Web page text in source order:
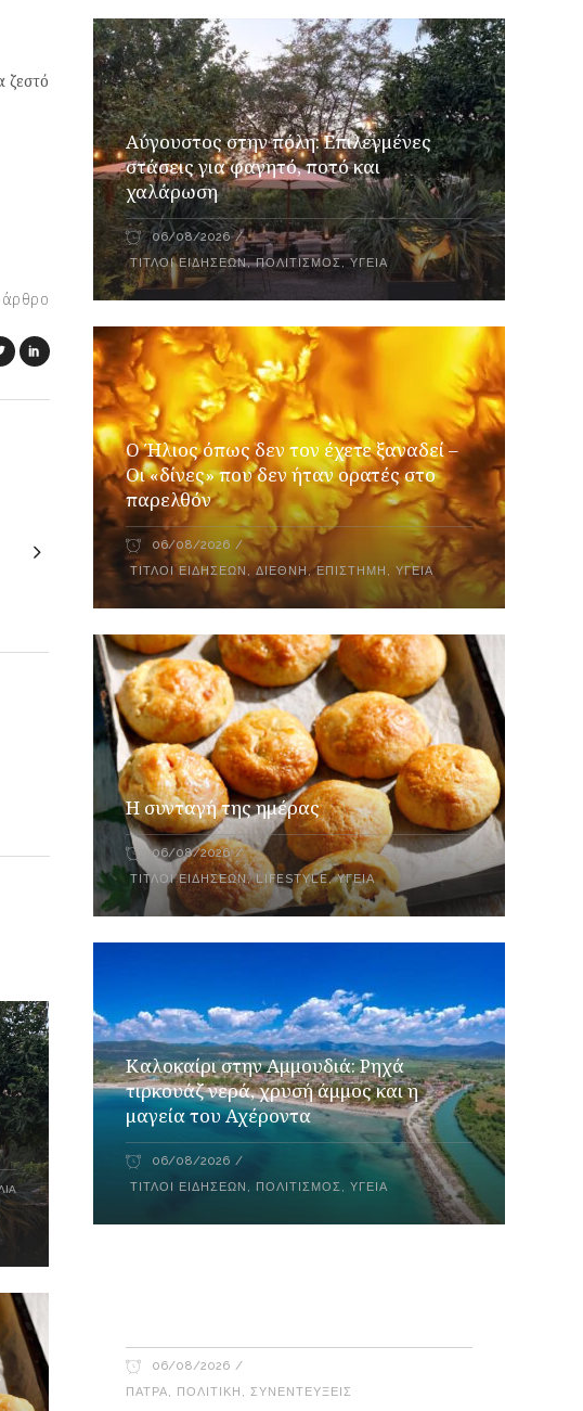
ζεστό
Αύγουστος στην πόλη: Επιλεγμένες
στάσεις για φαγητό, ποτό και
χαλάρωση
06/08/2026
ΤΊΤΛΟΙ ΕΙΔΉΣΕΩΝ,ΠΟΛΙΤΙΣΜΌΣ,ΥΓΕΊΑ
Ο Ήλιος όπως δεν τον έχετε ξαναδεί –
Οι «δίνες» που δεν ήταν ορατές στο
παρελθόν
06/08/2026
ΤΊΤΛΟΙ ΕΙΔΉΣΕΩΝ ,ΔΙΕΘΝΉ,ΕΠΙΣΤΉΜΗ ,ΥΓΕΊΑ
Η συνταγή της ημέρας
06/08/2026
ΤΊΤΛΟΙ ΕΙΔΉΣΕΩΝ,LIFESTYLE,ΥΓΕΊΑ
Καλοκαίρι στην Αμμουδιά: Ρηχά
τιρκουάζ νερά, χρυσή άμμος και η
μαγεία του Αχέροντα
06/08/2026
ΤΊΤΛΟΙ ΕΙΔΉΣΕΩΝ , ΠΟΛΙΤΙΣΜΌΣ,ΥΓΕΊΑ
06/08/2026
ΠΆΤΡΑ, ΠΟΛΙΤΙΚΉ ,ΣΥΝΕΝΤΕΎΞΕΙΣ